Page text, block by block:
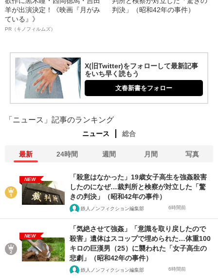
羊が出演決定！《映画『月がみ
ている』》
PR（キノフィルムズ）
判決」（昭和42年の事件）
X(旧Twitter)をフォローして最新記事
をいち早く読もう
文春新書をフォロー
「ニュース」記事のランキング
ニュース 総合
最新 24時間 週間 月間 写真
NEW
「殺意はなかった」19歳女子高生を強姦殺害
したのになぜ…裁判所と検察が対立した「驚
きの判決」（昭和42年の事件）
鉄人ノンフィクション編集部 6時間前
NEW
「気絶させて強姦」「意識を取り戻したので
殺害」遺体はスコップで埋められた…体重100
キロの巨漢男（25）に襲われた「女子高生の
悲劇」（昭和42年の事件）
鉄人ノンフィクション編集部 6時間前